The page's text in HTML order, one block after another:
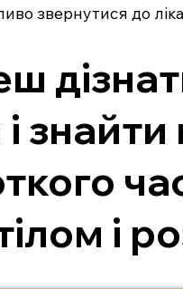
звернутися до
і
і